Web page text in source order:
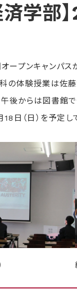
済学部
オープンキャンパ
の体験授業は佐
後からは図書館
日（日）を予定し